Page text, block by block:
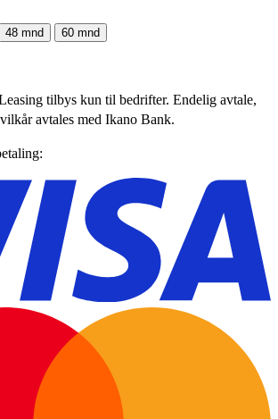
48 mnd 60 mnd
tilbys kun til bedrifter. Endelig avtale,
avtales med Ikano Bank.